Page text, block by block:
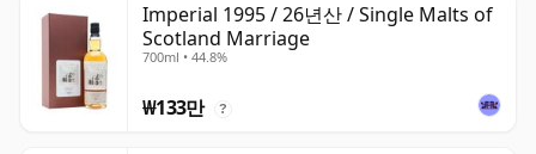
Imperial 1995 / 26년산 / Single Malts of
Scotland Marriage
700ml • 44.8%
₩133만 ?